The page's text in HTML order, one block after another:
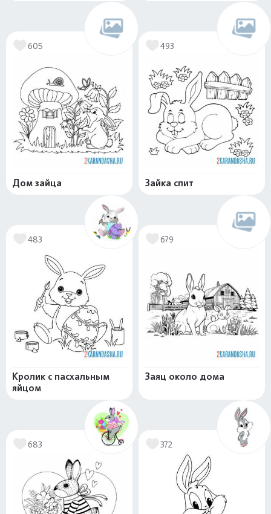
605
Дом зайца
493
Зайка спит
483
Кролик с пасхальным
яйцом
679
Заяц около дома
683 372